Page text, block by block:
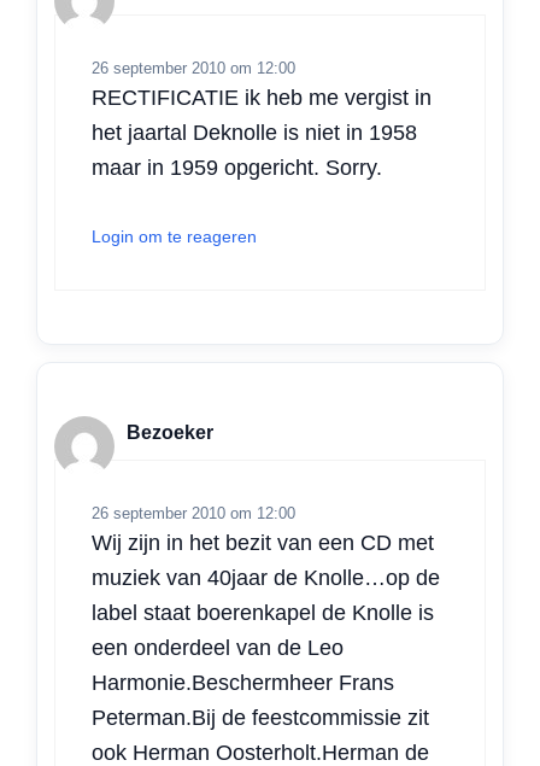
26 september 2010 om 12:00
RECTIFICATIE ik heb me vergist in
het jaartal Deknolle is niet in 1958
maar in 1959 opgericht. Sorry.
Login om te reageren
Bezoeker
26 september 2010 om 12:00
Wij zijn in het bezit van een CD met
muziek van 40jaar de Knolle…op de
label staat boerenkapel de Knolle is
een onderdeel van de Leo
Harmonie.Beschermheer Frans
Peterman.Bij de feestcommissie zit
ook Herman Oosterholt.Herman de